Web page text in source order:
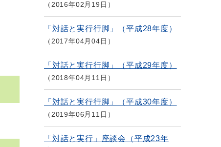
2016年02月19日
「対話と実行行脚」（平成28年度）
2017年04月04日
「対話と実行行脚」（平成29年度）
2018年04月11日
「対話と実行行脚」（平成30年度）
2019年06月11日
「対話と実行」座談会（平成23年